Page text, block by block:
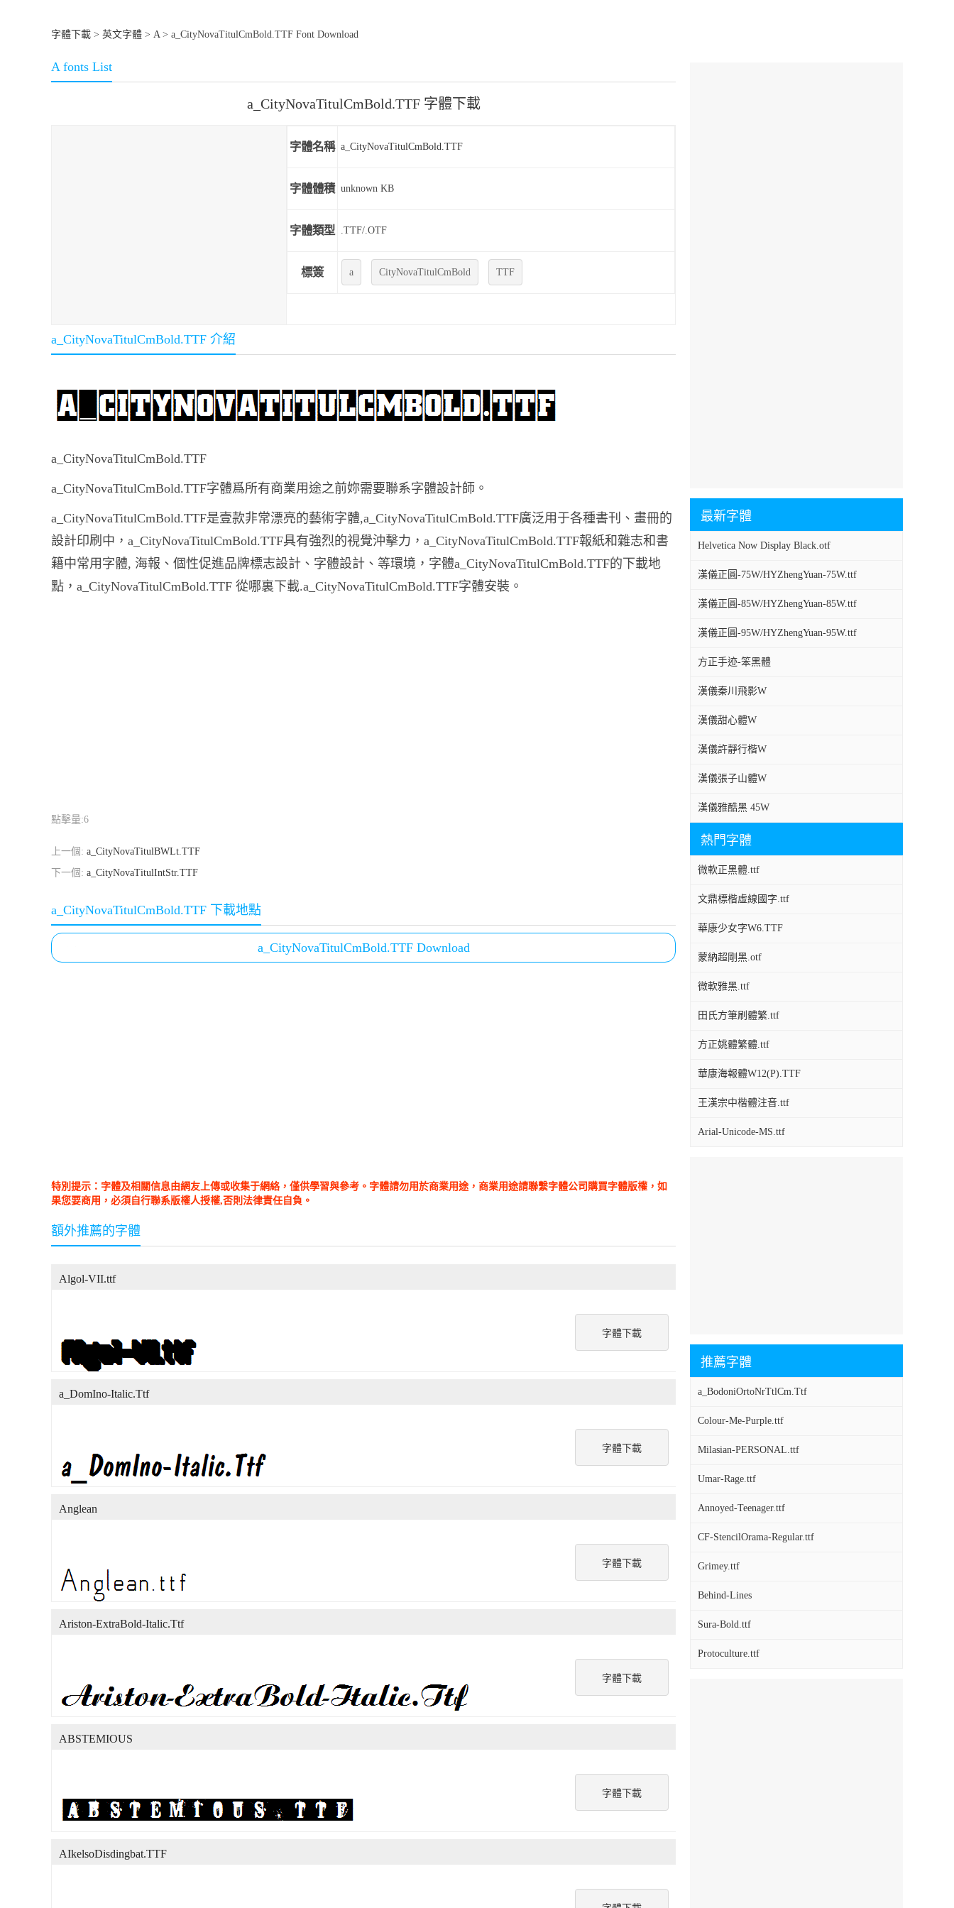
字體下載 > 英文字體 > A> a_CityNovaTitulCmBold.TTF Font Download
最新字體
Helvetica Now Display Black.otf
漢儀正圓-75W/HYZhengYuan-75W.ttf
漢儀正圓-85W/HYZhengYuan-85W.ttf
漢儀正圓-95W/HYZhengYuan-95W.ttf
方正手迹-笨黑體
漢儀秦川飛影W
漢儀甜心體W
漢儀許靜行楷W
漢儀張子山體W
漢儀雅酷黑 45W
熱門字體
微軟正黑體.ttf
文鼎標楷虛線國字.ttf
華康少女字W6.TTF
蒙納超剛黑.otf
微軟雅黑.ttf
田氏方筆刷體繁.ttf
方正姚體繁體.ttf
華康海報體W12(P).TTF
王漢宗中楷體注音.ttf
Arial-Unicode-MS.ttf
推薦字體
a_BodoniOrtoNrTtlCm.Ttf
Colour-Me-Purple.ttf
Milasian-PERSONAL.ttf
Umar-Rage.ttf
Annoyed-Teenager.ttf
CF-StencilOrama-Regular.ttf
Grimey.ttf
Behind-Lines
Sura-Bold.ttf
Protoculture.ttf
A fonts List
a_CityNovaTitulCmBold.TTF 字體下載
字體名稱 a_CityNovaTitulCmBold.TTF
字體體積 unknown KB
字體類型 .TTF/.OTF
標簽 a CityNovaTitulCmBold TTF
a_CityNovaTitulCmBold.TTF 介紹
a_CityNovaTitulCmBold.TTF
a_CityNovaTitulCmBold.TTF字體爲所有商業用途之前妳需要聯系字體設計師。
a_CityNovaTitulCmBold.TTF是壹款非常漂亮的藝術字體,a_CityNovaTitulCmBold.TTF廣泛用于各種書刊、畫冊的
設計印刷中，a_CityNovaTitulCmBold.TTF具有強烈的視覺沖擊力，a_CityNovaTitulCmBold.TTF報紙和雜志和書
籍中常用字體, 海報、個性促進品牌標志設計、字體設計、等環境，字體a_CityNovaTitulCmBold.TTF的下載地
點，a_CityNovaTitulCmBold.TTF 從哪裏下載.a_CityNovaTitulCmBold.TTF字體安裝。
點擊量:6
上一個: a_CityNovaTitulBWLt.TTF
下一個: a_CityNovaTitulIntStr.TTF
a_CityNovaTitulCmBold.TTF 下載地點
a_CityNovaTitulCmBold.TTF Download
特別提示：字體及相關信息由網友上傳或收集于網絡，僅供學習與參考。字體請勿用於商業用途，商業用途請聯繫字體公司購買字體版權，如
果您要商用，必須自行聯系版權人授權,否則法律責任自負。
額外推薦的字體
字體下載
Algol-VII.ttf
字體下載
a_DomIno-Italic.Ttf
字體下載
Anglean
字體下載
Ariston-ExtraBold-Italic.Ttf
字體下載
ABSTEMIOUS
AIkelsoDisdingbat.TTF